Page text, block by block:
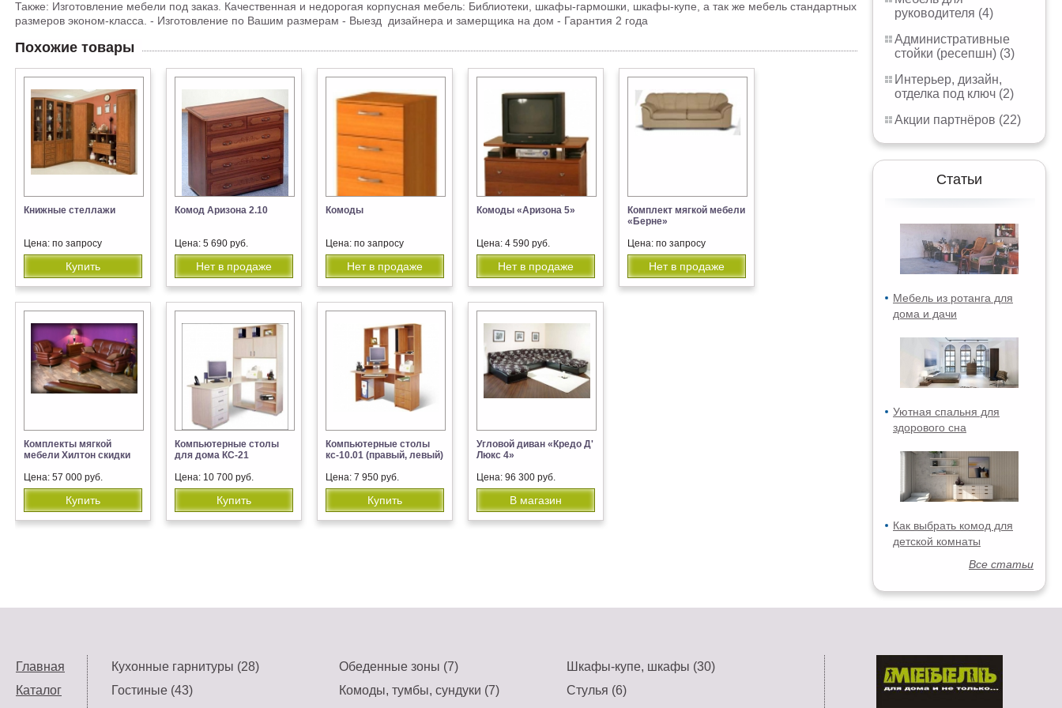
руководителя (4)
Административные
стойки (ресепшн) (3)
Интерьер, дизайн,
отделка под ключ (2)
Акции партнёров (22)
Статьи
Мебель из ротанга для
дома и дачи
Уютная спальня для
здорового сна
Как выбрать комод для
детской комнаты
Все статьи
Также: Изготовление мебели под заказ. Качественная и недорогая корпусная мебель: Библиотеки, шкафы-гармошки, шкафы-купе, а так же мебель стандартных
размеров эконом-класса. - Изготовление по Вашим размерам - Выезд дизайнера и замерщика на дом - Гарантия 2 года
Похожие товары
Книжные стеллажи
Цена: по запросу
Купить
Комод Аризона 2.10
Цена: 5 690 руб.
Нет в продаже
Комоды
Цена: по запросу
Нет в продаже
Комоды «Аризона 5»
Цена: 4 590 руб.
Нет в продаже
Комплект мягкой мебели
«Берне»
Цена: по запросу
Нет в продаже
Комплекты мягкой
мебели Хилтон скидки
Цена: 57 000 руб.
Купить
Компьютерные столы
для дома КС-21
Цена: 10 700 руб.
Купить
Компьютерные столы
кс-10.01 (правый, левый)
Цена: 7 950 руб.
Купить
Угловой диван «Кредо Д'
Люкс 4»
Цена: 96 300 руб.
В магазин
Главная
Каталог
Кухонные гарнитуры (28) Обеденные зоны (7)
Шкафы-купе, шкафы (30)
Гостиные (43)
Комоды, тумбы, сундуки (7)
Стулья (6)